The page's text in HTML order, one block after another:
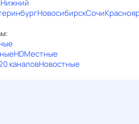
Нижний
НовосибирскСочи
HDМестные
каналовНовостные